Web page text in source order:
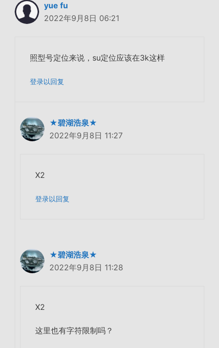
yue fu
2022年9月8日 06:21
照型号定位来说，su定位应该在3k这样
登录以回复
★碧湖浩泉★
2022年9月8日 11:27
X2
登录以回复
★碧湖浩泉★
2022年9月8日 11:28
X2
这里也有字符限制吗？